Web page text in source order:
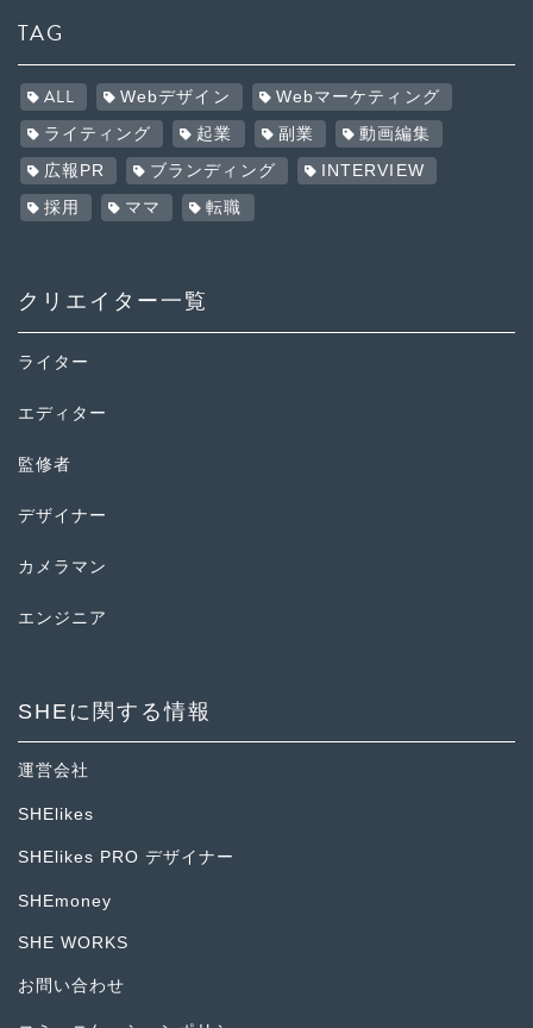
TAG
ALL Webデザイン Webマーケティング
ライティング 起業 副業 動画編集
広報PR ブランディング INTERVIEW
採用 ママ 転職
クリエイター一覧
ライター
エディター
監修者
デザイナー
カメラマン
エンジニア
SHEに関する情報
運営会社
SHElikes
SHElikes PRO デザイナー
SHEmoney
SHE WORKS
お問い合わせ